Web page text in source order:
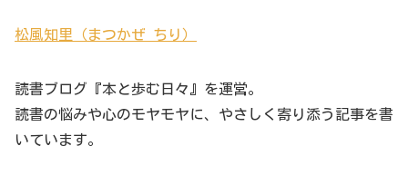
松風知里（まつかぜ ちり）
読書ブログ『本と歩む日々』を運営。
読書の悩みや心のモヤモヤに、やさしく寄り添う記事を書
いています。